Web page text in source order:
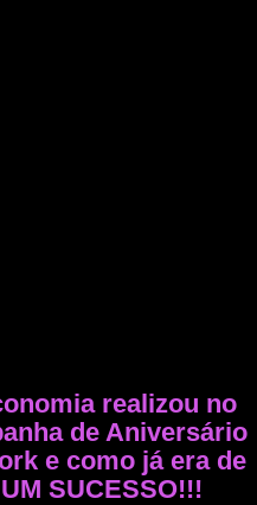
realizou no
de Aniversário
e como já era de
SUCESSO!!!